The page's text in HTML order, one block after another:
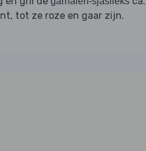
tot ze roze en gaar zijn.